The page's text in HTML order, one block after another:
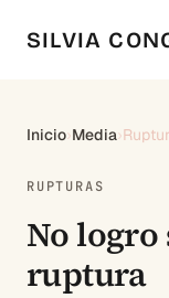
SILVIA
Inicio›Media›
RUPTURAS
No logro
ruptura